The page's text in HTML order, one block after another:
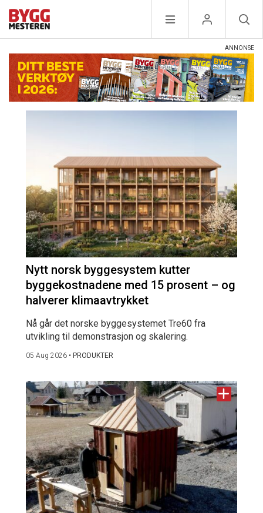
Nytt norsk byggesystem kutter
byggekostnadene med 15 prosent – og
halverer klimaavtrykket
Nå går det norske byggesystemet Tre60 fra
utvikling til demonstrasjon og skalering.
05 Aug 2026 • PRODUKTER